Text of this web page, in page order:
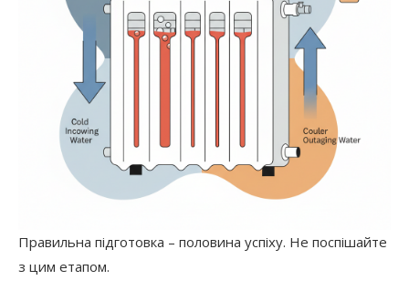
Правильна підготовка – половина успіху. Не поспішайте
з цим етапом.